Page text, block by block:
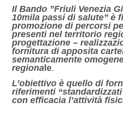
IlBando ”Friuli Venezia
10mila passi di salute” è
promozione di percorsi
presenti nel territorio
progettazione –
fornitura di apposita
semanticamente
regiona le.
L’obiettivo è quello di
riferimenti
con efficacia l’attività